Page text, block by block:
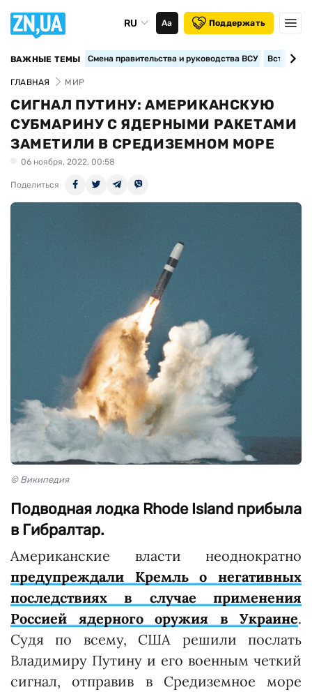
RU Аа Поддержать
ВАЖНЫЕ ТЕМЫ Смена правительства и руководства ВСУ
ГЛАВНАЯ МИР
СИГНАЛ ПУТИНУ: АМЕРИКАНСКУЮ
СУБМАРИНУ С ЯДЕРНЫМИ РАКЕТАМИ
ЗАМЕТИЛИ В СРЕДИЗЕМНОМ МОРЕ
06 ноября, 2022, 00:58
Поделиться
© Википедия
Подводная лодка Rhode Island прибыла
в Гибралтар.
Американские власти неоднократно
предупреждали Кремль о негативных
последствиях в случае применения
Россией ядерного оружия в Украине.
Судя по всему, США решили послать
Владимиру Путину и его военным четкий
сигнал, отправив в Средиземное море